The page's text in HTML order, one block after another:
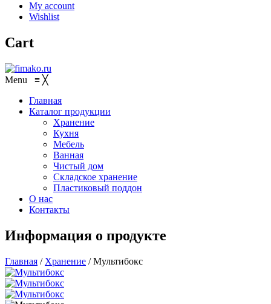
My account
Wishlist
Cart
Menu ≡ ╳
Главная
Каталог продукции
Хранение
Кухня
Мебель
Ванная
Чистый дом
Складское хранение
Пластиковый поддон
О нас
Контакты
Информация о продукте
Главная / Хранение /Мультибокс